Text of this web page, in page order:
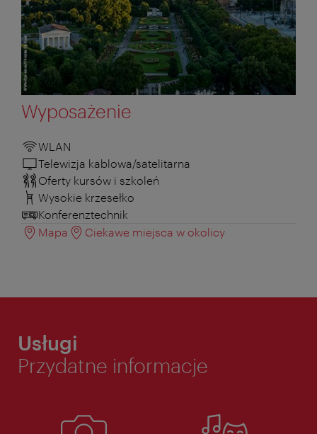
Wyposażenie
WLAN
Telewizja kablowa/satelitarna
Oferty kursów i szkoleń
Wysokie krzesełko
Konferenztechnik
Mapa
Ciekawe miejsca w okolicy
Usługi
Przydatne informacje